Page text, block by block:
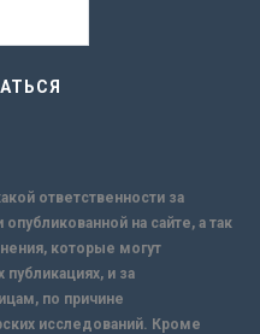
ответственности за
на сайте, а так
которые могут
и за
по причине
исследований. Кроме